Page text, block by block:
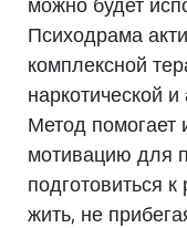
Психодрама
комплексной
наркотической
Метод помогает
мотивацию для
подготовиться
жить, не